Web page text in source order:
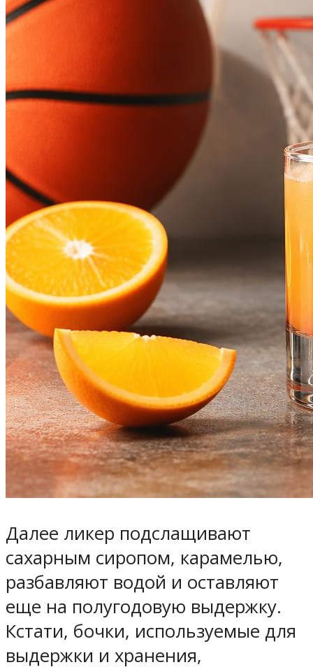
Далее ликер подслащивают
сахарным сиропом, карамелью,
разбавляют водой и оставляют
еще на полугодовую выдержку.
Кстати, бочки, используемые для
выдержки и хранения,